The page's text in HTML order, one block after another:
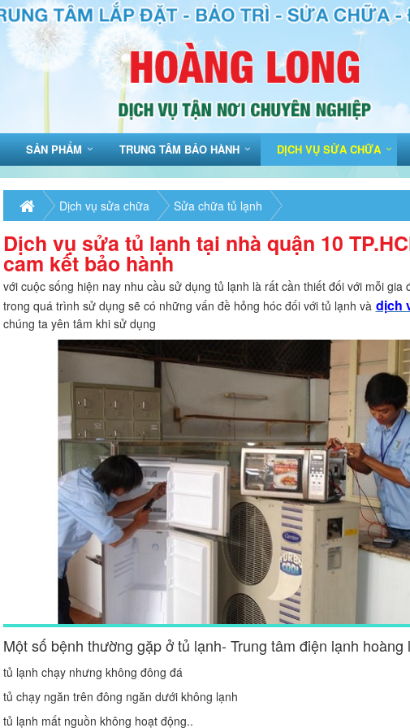
SẢN PHẨM TRUNG TÂM BẢO HÀNH DỊCH VỤ SỬA CHỮA
Dịch vụ sửa chữa Sửa chữa tủ lạnh
Dịch vụ sửa tủ lạnh tại nhà quận 10
cam kết bảo hành
với cuộc sống hiện nay nhu cầu sử dụng tủ lạnh là rất cần thiết đối với mỗi
trong quá trình sử dụng sẽ có những vấn đề hỏng hóc đối với tủ lạnh và dịch
chúng ta yên tâm khi sử dụng
Một số bệnh thường gặp ở tủ lạnh- Trung tâm điện lạnh hoàng
tủ lạnh chạy nhưng không đông đá
tủ chạy ngăn trên đông ngăn dưới không lạnh
tủ lạnh mất nguồn không hoạt động..